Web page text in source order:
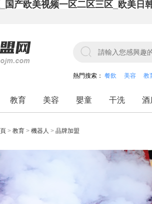
国产欧美视频一区二区三区_欧美日
熱門搜索： 餐飲 美容 教
教育 美容 嬰童 干洗 酒
> 教育 > 機器人 > 品牌加盟